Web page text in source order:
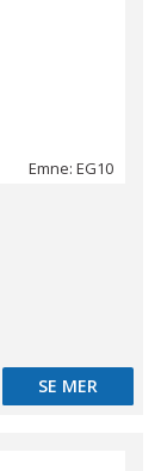
Emne: EG10
SE MER
SE MER